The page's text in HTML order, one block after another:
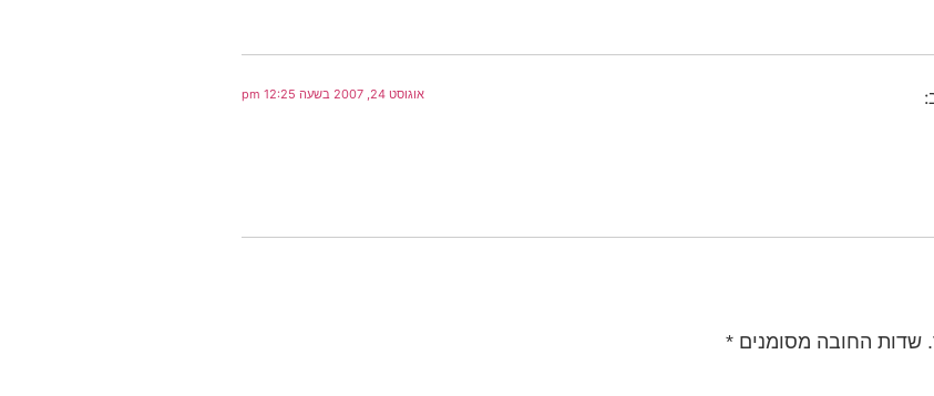
אוגוסט 24, 2007 בשעה 12:25 pm
שדות החובה מסומנים*